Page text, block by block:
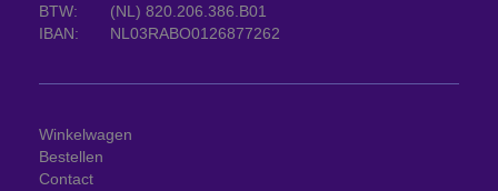
BTW:
(NL) 820.206.386.B01
IBAN:
NL03RABO0126877262
Winkelwagen
Bestellen
Contact